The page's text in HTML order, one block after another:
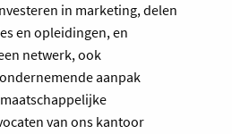
in marketing, delen
en opleidingen, en
netwerk, ook
aanpak
van ons kantoor